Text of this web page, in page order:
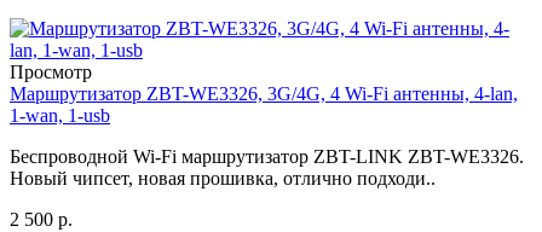
Просмотр
Маршрутизатор ZBT-WE3326, 3G/4G, 4 Wi-Fi антенны, 4-lan,
1-wan, 1-usb
Беспроводной Wi-Fi маршрутизатор ZBT-LINK ZBT-WE3326.
Новый чипсет, новая прошивка, отлично подходи..
2 500 р.